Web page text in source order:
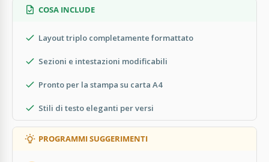
COSA INCLUDE
Layout triplo completamente formattato
Sezioni e intestazioni modificabili
Pronto per la stampa su carta A4
Stili di testo eleganti per versi
PROGRAMMI SUGGERIMENTI